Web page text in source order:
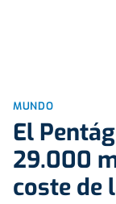
MUNDO
El
29.000
coste de